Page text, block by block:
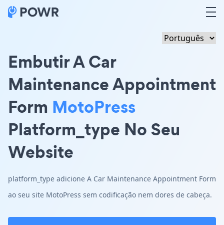
Embutir A Car
Maintenance Appointment
Form MotoPress
Platform_type No Seu
Website
platform_type adicione A Car Maintenance Appointment Form
ao seu site MotoPress sem codificação nem dores de cabeça.